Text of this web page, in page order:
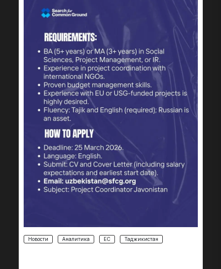
Новости Аналитика ЕС Таджикистан